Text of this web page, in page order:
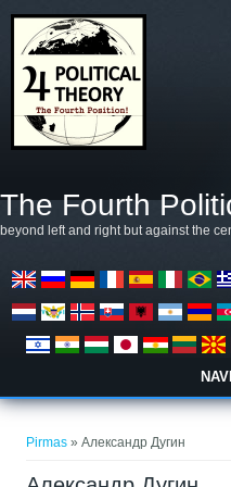
The Fourth
beyond left and right but against the
Pirmas » Александр Дугин